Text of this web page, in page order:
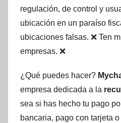
regulación, de control y
ubicación en un paraíso
ubicaciones falsas. ❌ Ten
empresas. ❌
¿Qué puedes hacer?
empresa dedicada a la
sea si has hecho tu pago
bancaria, pago con tarjeta